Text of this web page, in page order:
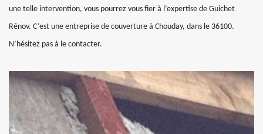
une telle intervention, vous pourrez vous fier à l’expertise de Guichet
Rénov. C’est une entreprise de couverture à Chouday, dans le 36100.
N’hésitez pas à le contacter.